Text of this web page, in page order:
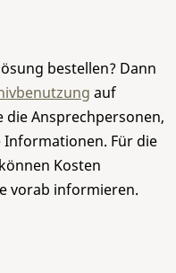
bestellen? Dann
auf
die Ansprechpersonen,
Für die
Kosten
vorab informieren.